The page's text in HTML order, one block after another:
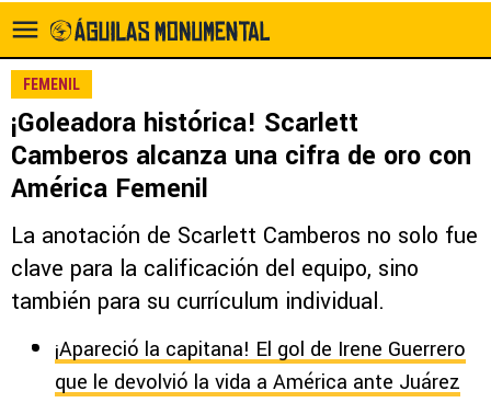
FEMENIL
¡Goleadora histórica! Scarlett
Camberos alcanza una cifra de oro con
América Femenil
La anotación de Scarlett Camberos no solo fue
clave para la calificación del equipo, sino
también para su currículum individual.
¡Apareció la capitana! El gol de Irene Guerrero
que le devolvió la vida a América ante Juárez